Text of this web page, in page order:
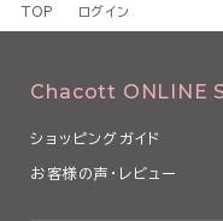
TOP ログイン
Chacott ONLINE
ショッピングガイド
お客様の声・レビュー